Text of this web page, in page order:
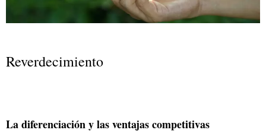
Reverdecimiento
La diferenciación y las ventajas competitivas